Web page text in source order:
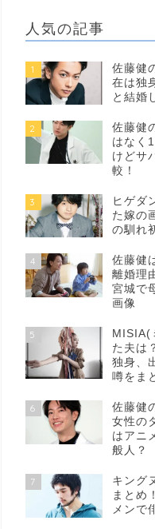
人気の記事
1
佐藤健
在は独
と結婚
2
佐藤健
はなく
けどサ
較！
3
ヒゲダ
た嫁の
の馴れ
4
佐藤健
離婚理
宮城で
画像
5
MISIA(
た夫は
独身、
噂をま
6
佐藤健
女性の
はアニ
般人？
7
キング
まとめ
メンで